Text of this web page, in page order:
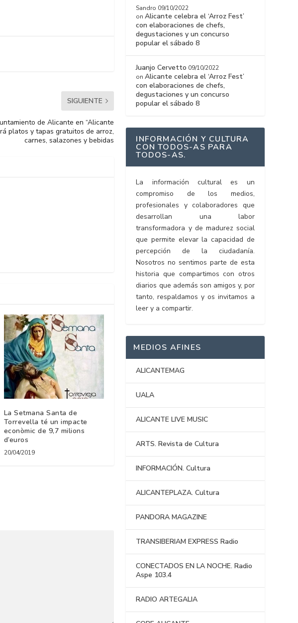
SIGUIENTE
de Alicante en “Alicante
platos y tapas gratuitos de arroz,
carnes, salazones y bebidas
La Setmana Santa de
Torrevella té un impacte
econòmic de 9,7 milions
d’euros
20/04/2019
Sandro 09/10/2022
onAlicante celebra el ‘Arroz Fest’
con elaboraciones de chefs,
degustaciones y un concurso
popular el sábado 8
Juanjo Cervetto 09/10/2022
onAlicante celebra el ‘Arroz Fest’
con elaboraciones de chefs,
degustaciones y un concurso
popular el sábado 8
INFORMACIÓN Y CULTURA
CON TODOS-AS PARA
TODOS-AS.
La información cultural es un
compromiso de los medios,
profesionales y colaboradores que
desarrollan una labor
transformadora y de madurez social
que permite elevar la capacidad de
percepción de la ciudadanía.
Nosotros no sentimos parte de esta
historia que compartimos con otros
diarios que además son amigos y, por
tanto, respaldamos y os invitamos a
leer y a compartir.
MEDIOS AFINES
ALICANTEMAG
UALA
ALICANTE LIVE MUSIC
ARTS. Revista de Cultura
INFORMACIÓN. Cultura
ALICANTEPLAZA. Cultura
PANDORA MAGAZINE
TRANSIBERIAM EXPRESS Radio
CONECTADOS EN LA NOCHE. Radio
Aspe 103.4
RADIO ARTEGALIA